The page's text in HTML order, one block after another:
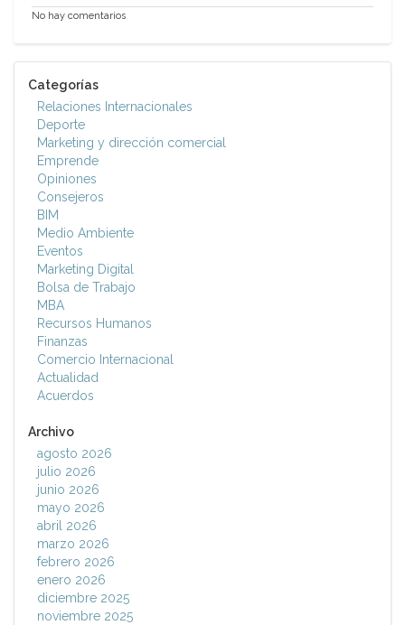
No hay comentarios
Categorías
Relaciones Internacionales
Deporte
Marketing y dirección comercial
Emprende
Opiniones
Consejeros
BIM
Medio Ambiente
Eventos
Marketing Digital
Bolsa de Trabajo
MBA
Recursos Humanos
Finanzas
Comercio Internacional
Actualidad
Acuerdos
Archivo
agosto 2026
julio 2026
junio 2026
mayo 2026
abril 2026
marzo 2026
febrero 2026
enero 2026
diciembre 2025
noviembre 2025